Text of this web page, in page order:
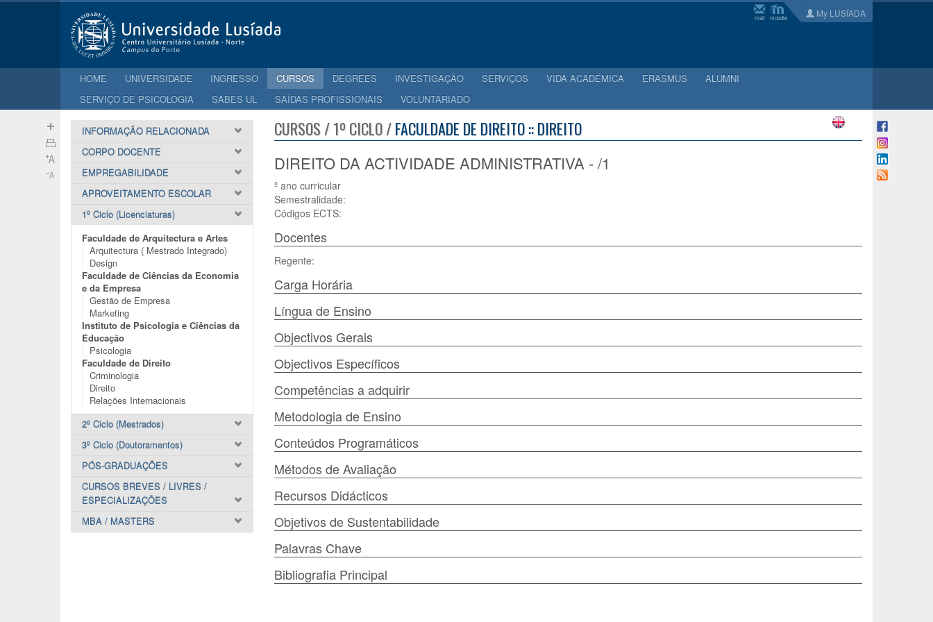
mail moodle My LUSÍADA
HOME UNIVERSIDADE INGRESSO CURSOS DEGREES INVESTIGAÇÃO SERVIÇOS VIDA ACADÉMICA ERASMUS
ALUMNI
SERVIÇO DE PSICOLOGIA
SABES UL SAÍDAS PROFISSIONAIS VOLUNTARIADO
INFORMAÇÃO RELACIONADA
CORPO DOCENTE
EMPREGABILIDADE
APROVEITAMENTO ESCOLAR
1º Ciclo (Licenciaturas)
Faculdade de Arquitectura e Artes
Arquitectura ( Mestrado Integrado)
Design
Faculdade de Ciências da Economia
e da Empresa
Gestão de Empresa
Marketing
Instituto de Psicologia e Ciências da
Educação
Psicologia
Faculdade de Direito
Criminologia
Direito
Relações Internacionais
2º Ciclo (Mestrados)
3º Ciclo (Doutoramentos)
PÓS-GRADUAÇÕES
CURSOS BREVES / LIVRES /
ESPECIALIZAÇÕES
MBA / MASTERS
CURSOS / 1º CICLO /FACULDADE DE DIREITO :: DIREITO
DIREITO DA ACTIVIDADE ADMINISTRATIVA - /1
º ano curricular
Semestralidade:
Códigos ECTS:
Docentes
Regente:
Carga Horária
Língua de Ensino
Objectivos Gerais
Objectivos Específicos
Competências a adquirir
Metodologia de Ensino
Conteúdos Programáticos
Métodos de Avaliação
Recursos Didácticos
Objetivos de Sustentabilidade
Palavras Chave
Bibliografia Principal